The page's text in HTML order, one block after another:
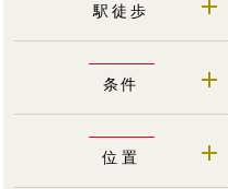
駅徒歩
条件
位置